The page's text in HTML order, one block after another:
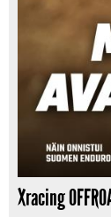
Xracing